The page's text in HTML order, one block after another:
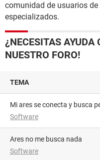
comunidad de usuarios
especializados.
¿NECESITAS AYUDA
NUESTRO FORO!
TEMA
mi ares se conecta y busca
Software
Ares no me busca nada
Software